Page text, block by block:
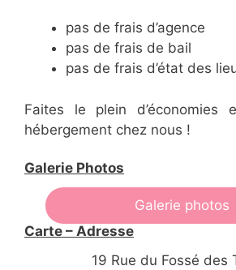
pas de frais d’agence
pas de frais de bail
pas de frais d’état des
Faites le plein d’économies
hébergement chez nous !
Galerie Photos
Galerie photos
Carte – Adresse
19 Rue du Fossé des